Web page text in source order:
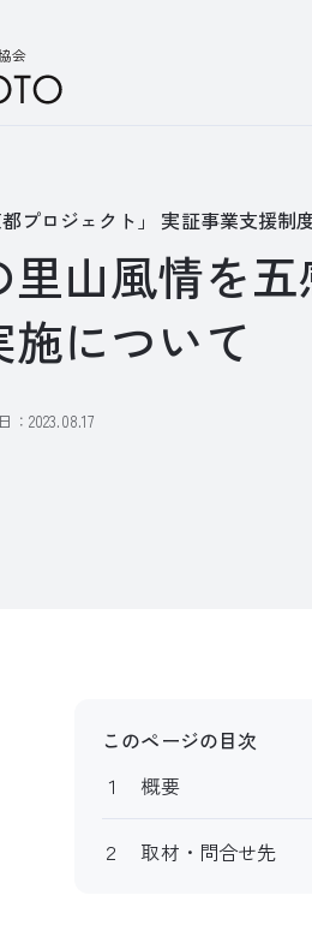
会
都プロジェクト」 実証事業支援
里山風情を
について
： 2023.08.17
このページの目次
１ 概要
２ 取材・問合せ先